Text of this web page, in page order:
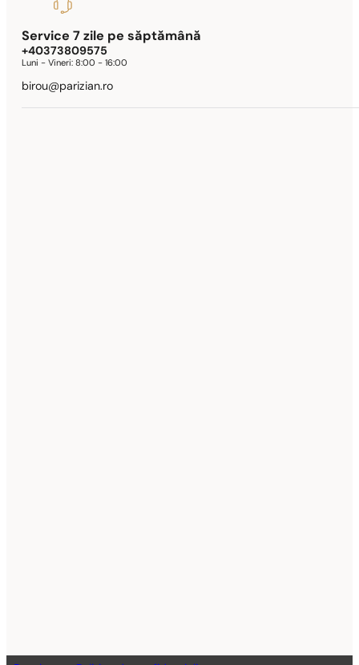
Service 7 zile pe săptămână
+40373809575
Luni - Vineri:8:00 - 16:00
birou@parizian.ro